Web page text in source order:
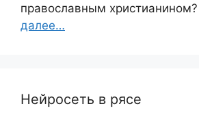
православным христианином?
далее…
Нейросеть в рясе